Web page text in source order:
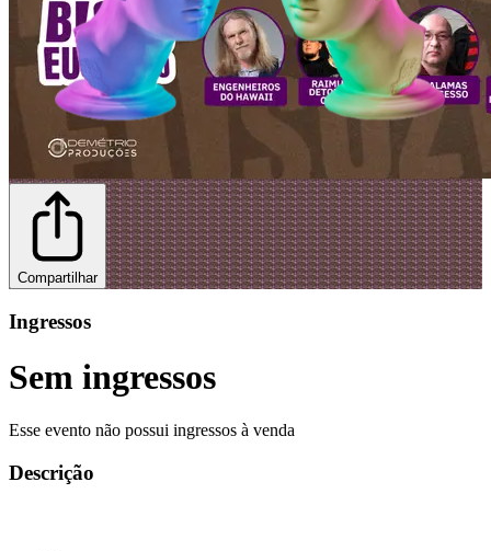
Compartilhar
Ingressos
Sem ingressos
Esse evento não possui ingressos à venda
Descrição